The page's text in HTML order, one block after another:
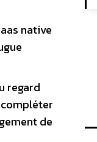
native
regard
de